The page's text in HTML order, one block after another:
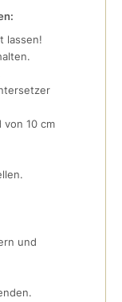
lassen!
von 10 cm
und